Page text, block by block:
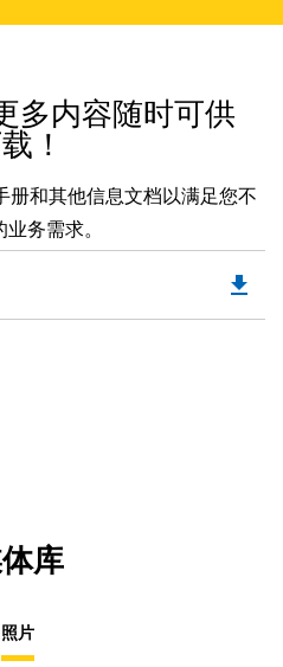
多内容随时可供
！
和其他信息文档以满足您不
务需求。
file_download
库
照片